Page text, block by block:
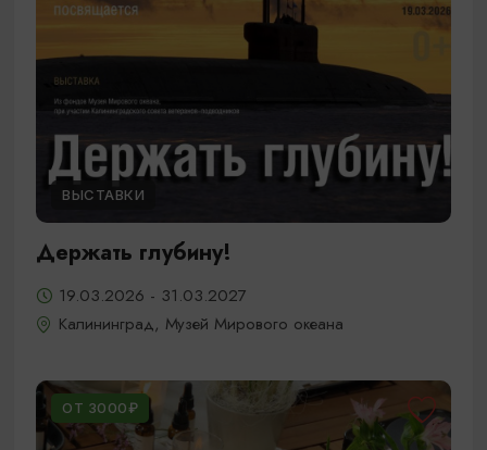
ВЫСТАВКИ
Держать глубину!
19.03.2026 - 31.03.2027
Калининград, Музей Мирового океана
ОТ 3000₽